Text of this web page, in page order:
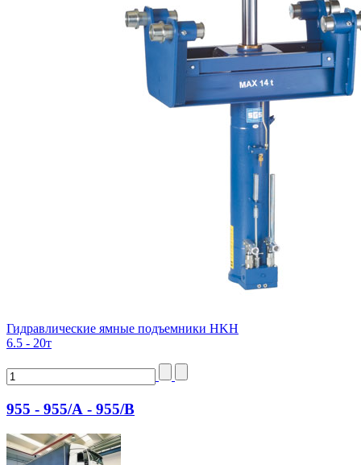
Гидравлические ямные подъемники HKH
6.5 - 20т
955 - 955/А - 955/В